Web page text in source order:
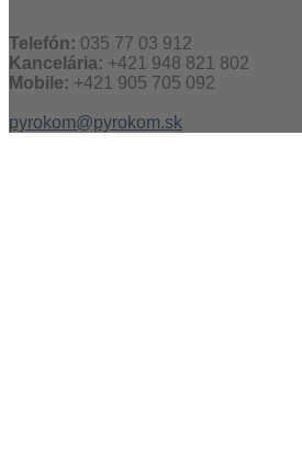
Telefón: 035 77 03 912
Kancelária: +421 948 821 802
Mobile: +421 905 705 092
pyrokom@pyrokom.sk